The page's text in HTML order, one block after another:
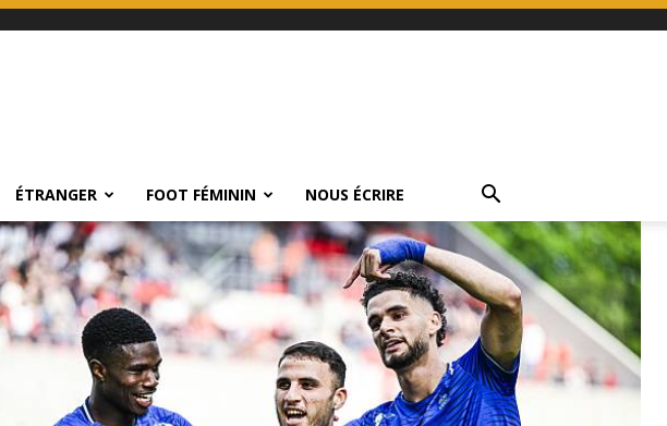
ÉTRANGER FOOT FÉMININ NOUS ÉCRIRE